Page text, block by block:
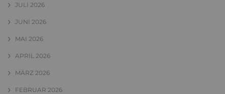
JULI 2026
JUNI 2026
MAI 2026
APRIL 2026
MÄRZ 2026
FEBRUAR 2026